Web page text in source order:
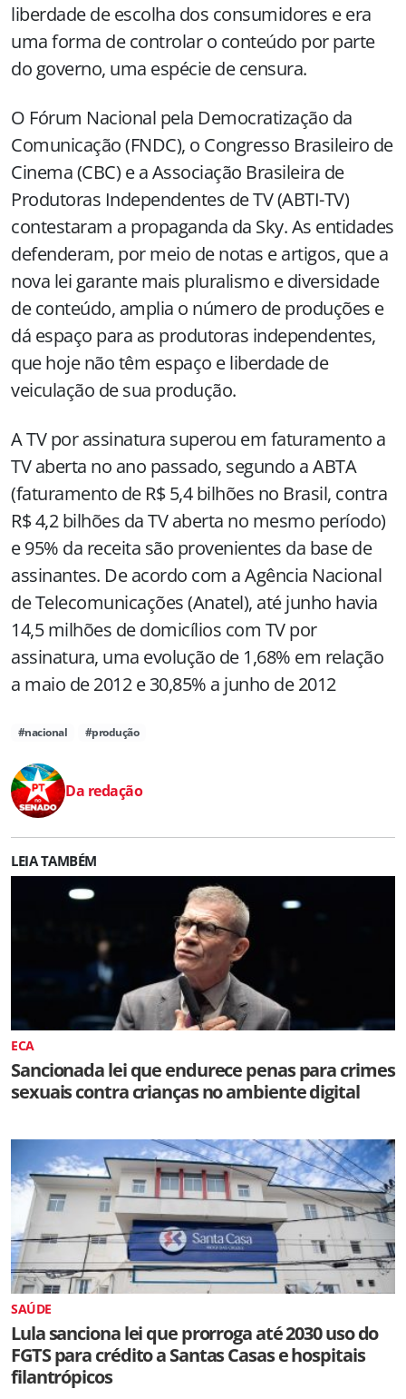
liberdade de escolha dos consumidores e era
uma forma de controlar o conteúdo por parte
do governo, uma espécie de censura.
O Fórum Nacional pela Democratização da
Comunicação (FNDC), o Congresso Brasileiro de
Cinema (CBC) e a Associação Brasileira de
Produtoras Independentes de TV (ABTI-TV)
contestaram a propaganda da Sky. As entidades
defenderam, por meio de notas e artigos, que a
nova lei garante mais pluralismo e diversidade
de conteúdo, amplia o número de produções e
dá espaço para as produtoras independentes,
que hoje não têm espaço e liberdade de
veiculação de sua produção.
A TV por assinatura superou em faturamento a
TV aberta no ano passado, segundo a ABTA
(faturamento de R$ 5,4 bilhões no Brasil, contra
R$ 4,2 bilhões da TV aberta no mesmo período)
e 95% da receita são provenientes da base de
assinantes. De acordo com a Agência Nacional
de Telecomunicações (Anatel), até junho havia
14,5 milhões de domicílios com TV por
assinatura, uma evolução de 1,68% em relação
a maio de 2012 e 30,85% a junho de 2012
#nacional #produção
Da redação
LEIA TAMBÉM
ECA
Sancionada lei que endurece penas para crimes
sexuais contra crianças no ambiente digital
SAÚDE
Lula sanciona lei que prorroga até 2030 uso do
FGTS para crédito a Santas Casas e hospitais
filantrópicos